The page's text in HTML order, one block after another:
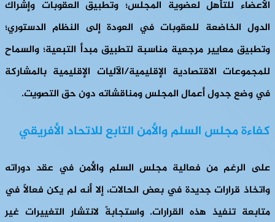
الأعضاء للتأهل لعضوية المجلس؛ وتطبيق العقوبات وإشراك
الدول الخاضعة للعقوبات في العودة إلى النظام الدستوري؛
وتطبيق معايير مرجعية مناسبة لتطبيق مبدأ التبعية؛ والسماح
للمجموعات الاقتصادية الإقليمية/الآليات الإقليمية بالمشاركة
في وضع جدول أعمال المجلس ومناقشاته دون حق التصويت.
كفاءة مجلس السلم والأمن التابع للاتحاد الأفريقي
على الرغم من فعالية مجلس السلم والأمن في عقد دوراته
واتخاذ قرارات جديدة في بعض الحالات، إلا أنه لم يكن فعالاً في
متابعة تنفيذ هذه القرارات. واستجابةً لانتشار التغييرات غير